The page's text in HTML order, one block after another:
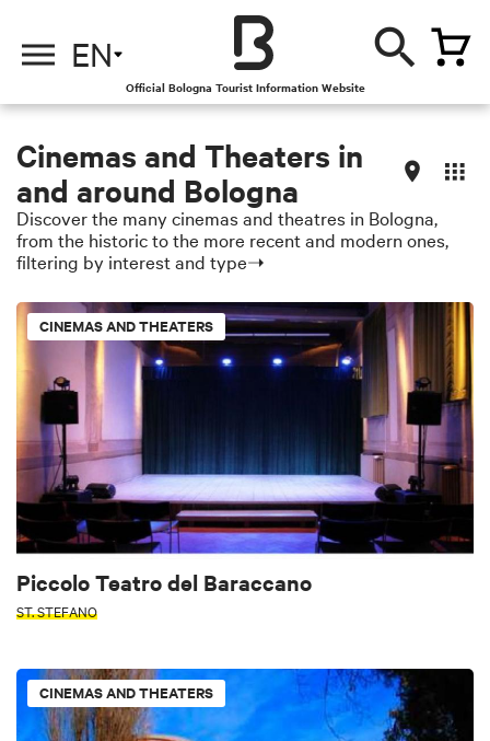
EN
Official Bologna Tourist Information Website
Cinemas and Theaters in
and around Bologna
Discover the many cinemas and theatres in Bologna,
from the historic to the more recent and modern ones,
filtering by interest and type➝
CINEMAS AND THEATERS
Piccolo Teatro del Baraccano
ST. STEFANO
CINEMAS AND THEATERS